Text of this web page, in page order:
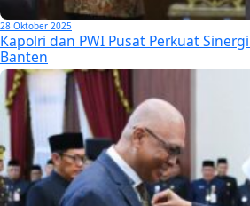
28 Oktober 2025
Kapolri dan PWI Pusat Perkuat
Banten